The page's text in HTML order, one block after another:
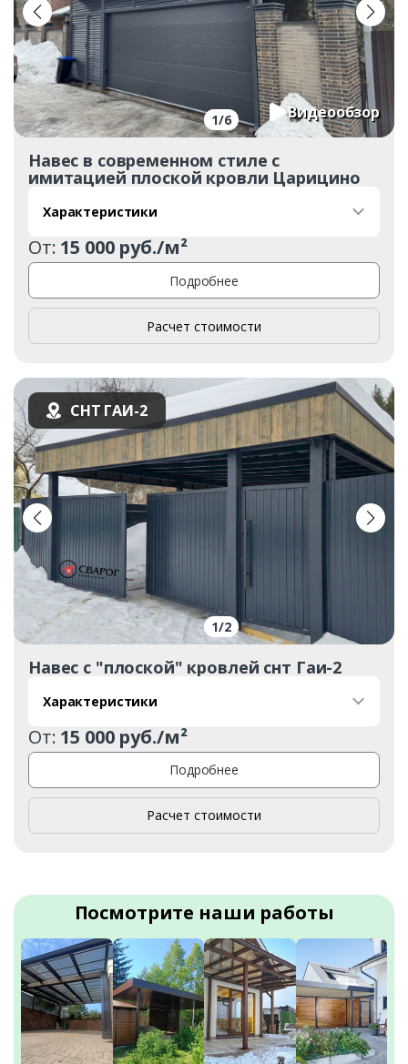
Посмотрите наши работы
Видеообзор
1/6
Навес в современном стиле с
имитацией плоской кровли Царицино
Характеристики
От: 15 000 руб./м²
Подробнее
Расчет стоимости
СНТ ГАИ-2
1/2
Навес с "плоской" кровлей снт Гаи-2
Характеристики
От: 15 000 руб./м²
Подробнее
Расчет стоимости